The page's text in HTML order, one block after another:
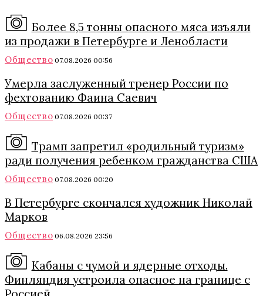
Более 8,5 тонны опасного мяса изъяли
из продажи в Петербурге и Ленобласти
Общество 07.08.2026 00:56
Умерла заслуженный тренер России по
фехтованию Фаина Саевич
Общество 07.08.2026 00:37
Трамп запретил «родильный туризм»
ради получения ребенком гражданства США
Общество 07.08.2026 00:20
В Петербурге скончался художник Николай
Марков
Общество 06.08.2026 23:56
Кабаны с чумой и ядерные отходы.
Финляндия устроила опасное на границе с